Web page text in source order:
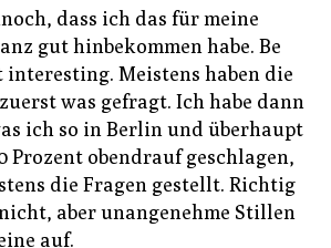
dass ich das für meine
gut hinbekommen habe. Be
Meistens haben die
was gefragt. Ich habe dann
ich so in Berlin und überhaupt
Prozent obendrauf geschlagen,
die Fragen gestellt. Richtig
aber unangenehme Stillen
auf.